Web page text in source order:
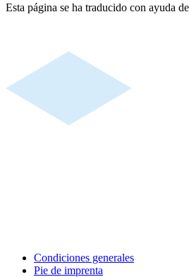
Esta página se ha traducido con ayuda
Condiciones generales
Pie de imprenta